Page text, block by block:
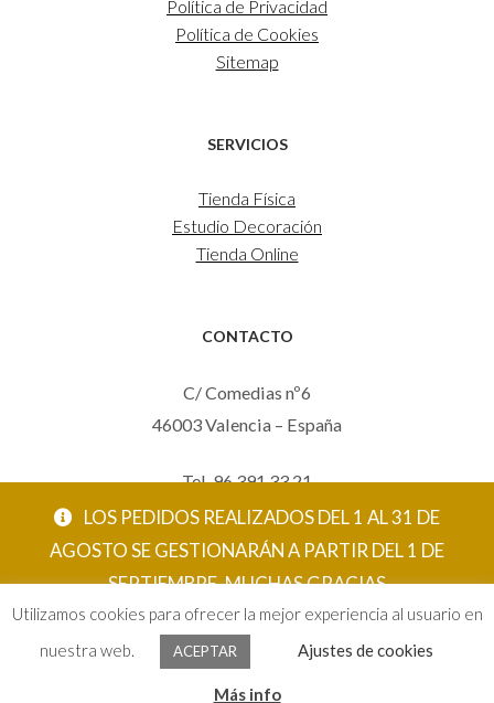
LOS PEDIDOS REALIZADOS DEL 1 AL 31 DE
AGOSTO SE GESTIONARÁN A PARTIR DEL 1 DE
SEPTIEMBRE. MUCHAS GRACIAS
ACEPTAR
Política de Privacidad
Política de Cookies
Sitemap
SERVICIOS
Tienda Física
Estudio Decoración
Tienda Online
CONTACTO
C/ Comedias nº6
46003 Valencia – España
Tel. 96 391 33 21
Mov. 620 123 461
carola@eltallerdecarola.com
Utilizamos cookies para ofrecer la mejor experiencia al usuario en
nuestra web.
ACEPTAR Ajustes de cookies
Más info